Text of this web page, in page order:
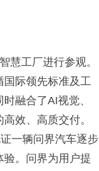
慧工厂进行参观。
际领先标准及工
时融合了AI视觉、
效、高质交付。
一辆问界汽车逐步
。问界为用户提